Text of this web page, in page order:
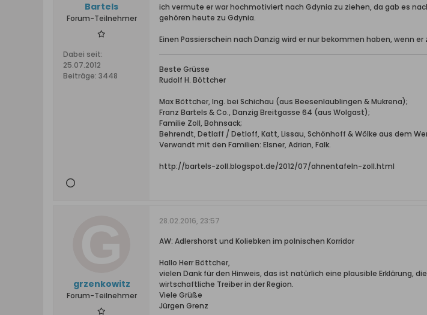
Bartels
Forum-Teilnehmer
Dabei seit:
25.07.2012
Beiträge: 3448
ich vermute er war hochmotiviert nach Gdynia zu ziehen, da gab es
gehören heute zu Gdynia.
Einen Passierschein nach Danzig wird er nur bekommen haben, wenn
Beste Grüsse
Rudolf H. Böttcher
Max Böttcher, Ing. bei Schichau (aus Beesenlaublingen & Mukrena);
Franz Bartels & Co., Danzig Breitgasse 64 (aus Wolgast);
Familie Zoll, Bohnsack;
Behrendt, Detlaff / Detloff, Katt, Lissau, Schönhoff & Wölke aus dem
Verwandt mit den Familien: Elsner, Adrian, Falk.
http://bartels-zoll.blogspot.de/2012/07/ahnentafeln-zoll.html
grzenkowitz
Forum-Teilnehmer
28.02.2016, 23:57
AW: Adlershorst und Koliebken im polnischen Korridor
Hallo Herr Böttcher,
vielen Dank für den Hinweis, das ist natürlich eine plausible Erklärung,
wirtschaftliche Treiber in der Region.
Viele Grüße
Jürgen Grenz